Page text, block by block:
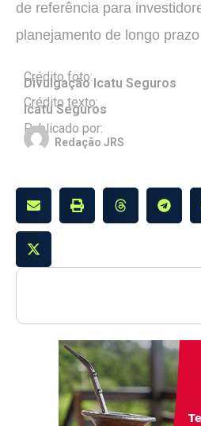
de referência para
planejamento de longo
Crédito foto:
Divulgação Icatu Seguros
Crédito texto:
Icatu Seguros
Publicado por:
Redação JRS